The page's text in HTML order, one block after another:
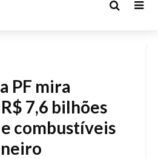
PF mira
7,6 bilhões
combustíveis